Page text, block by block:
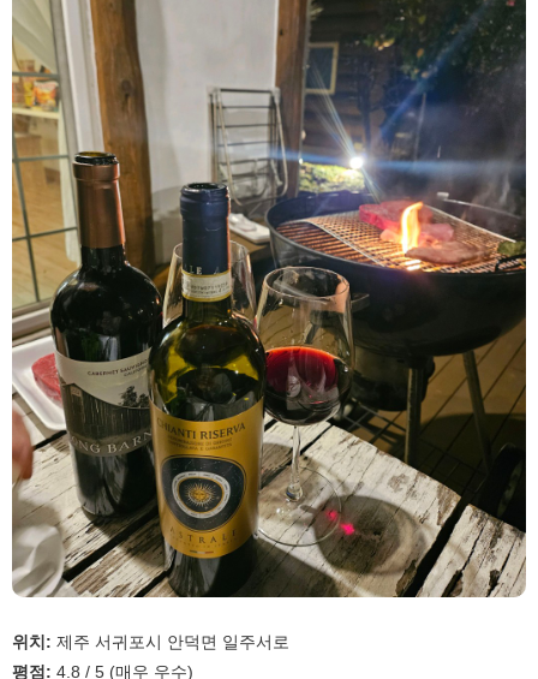
위치: 제주 서귀포시 안덕면 일주서로
평점: 4.8 / 5 (매우 우수)